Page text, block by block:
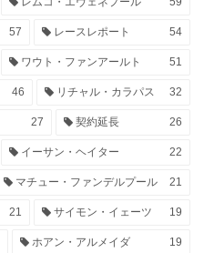
57 レースレポート 54
ワウト・ファンアールト 51
46 リチャル・カラパス 32
27 契約延長 26
イーサン・ヘイター 22
マチュー・ファンデルプール 21
21 サイモン・イェーツ 19
ホアン・アルメイダ 19